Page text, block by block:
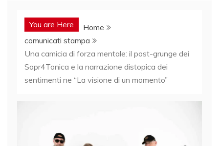
You are Here
Home
comunicati stampa
Una camicia di forza mentale: il post-grunge dei
Sopr4Tonica e la narrazione distopica dei
sentimenti ne “La visione di un momento”